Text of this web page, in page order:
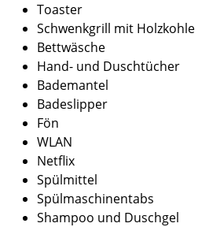
Toaster
Schwenkgrill mit Holzkohle
Bettwäsche
Hand- und Duschtücher
Bademantel
Badeslipper
Fön
WLAN
Netflix
Spülmittel
Spülmaschinentabs
Shampoo und Duschgel